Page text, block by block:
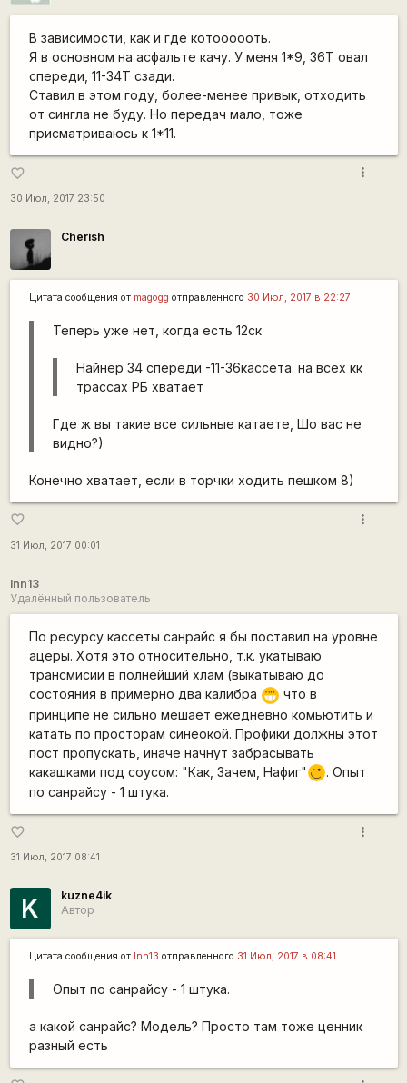
В зависимости, как и где котоооооть.
Я в основном на асфальте качу. У меня 1*9, 36Т овал
спереди, 11-34Т сзади.
Ставил в этом году, более-менее привык, отходить
от сингла не буду. Но передач мало, тоже
присматриваюсь к 1*11.
favorite_border
30 Июл, 2017 23:50
more_vert
Cherish
Цитата сообщения от magogg отправленного 30 Июл, 2017 в 22:27
Теперь уже нет, когда есть 12ск
Найнер 34 спереди -11-36кассета. на всех кк
трассах РБ хватает
Где ж вы такие все сильные катаете, Шо вас не
видно?)
Конечно хватает, если в торчки ходить пешком 8)
favorite_border
31 Июл, 2017 00:01
more_vert
lnn13
Удалённый пользователь
По ресурсу кассеты санрайс я бы поставил на уровне
ацеры. Хотя это относительно, т.к. укатываю
трансмисии в полнейший хлам (выкатываю до
состояния в примерно два калибра ;D что в
принципе не сильно мешает ежедневно комьютить и
катать по просторам синеокой. Профики должны этот
пост пропускать, иначе начнут забрасывать
какашками под соусом: "Как, Зачем, Нафиг" ;) . Опыт
по санрайсу - 1 штука.
favorite_border
31 Июл, 2017 08:41
more_vert
K
kuzne4ik
Автор
Цитата сообщения от lnn13 отправленного 31 Июл, 2017 в 08:41
Опыт по санрайсу - 1 штука.
а какой санрайс? Модель? Просто там тоже ценник
разный есть